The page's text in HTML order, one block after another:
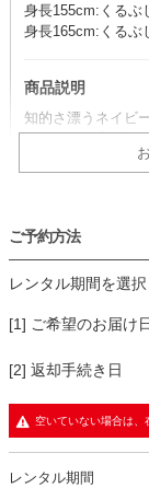
身長155cm:くるぶ
身長165cm:くるぶ
商品説明
知的さ漂うネイビ
マットに仕上げた
コーデのポイント
ベージュ系のバッ
シンプルなデザイ
生地
・ジャケットはツ
・ブラウスとパン
ご予約方法
レンタル期間を選
[1] ご希望のお届け日
[2] 返却手続き日
空いていない場合は
レンタル期間